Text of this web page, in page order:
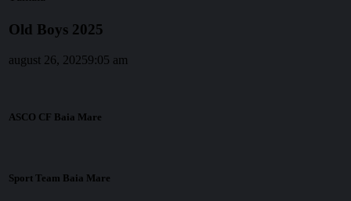
Old Boys 2025
august 26, 20259:05 am
ASCO CF Baia Mare
Sport Team Baia Mare